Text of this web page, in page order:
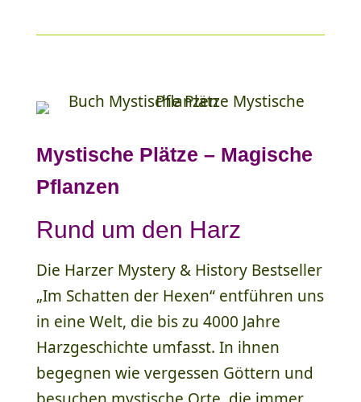
Mystische Plätze – Magische
Pflanzen
Rund um den Harz
Die Harzer Mystery & History Bestseller
„Im Schatten der Hexen“ entführen uns
in eine Welt, die bis zu 4000 Jahre
Harzgeschichte umfasst. In ihnen
begegnen wie vergessen Göttern und